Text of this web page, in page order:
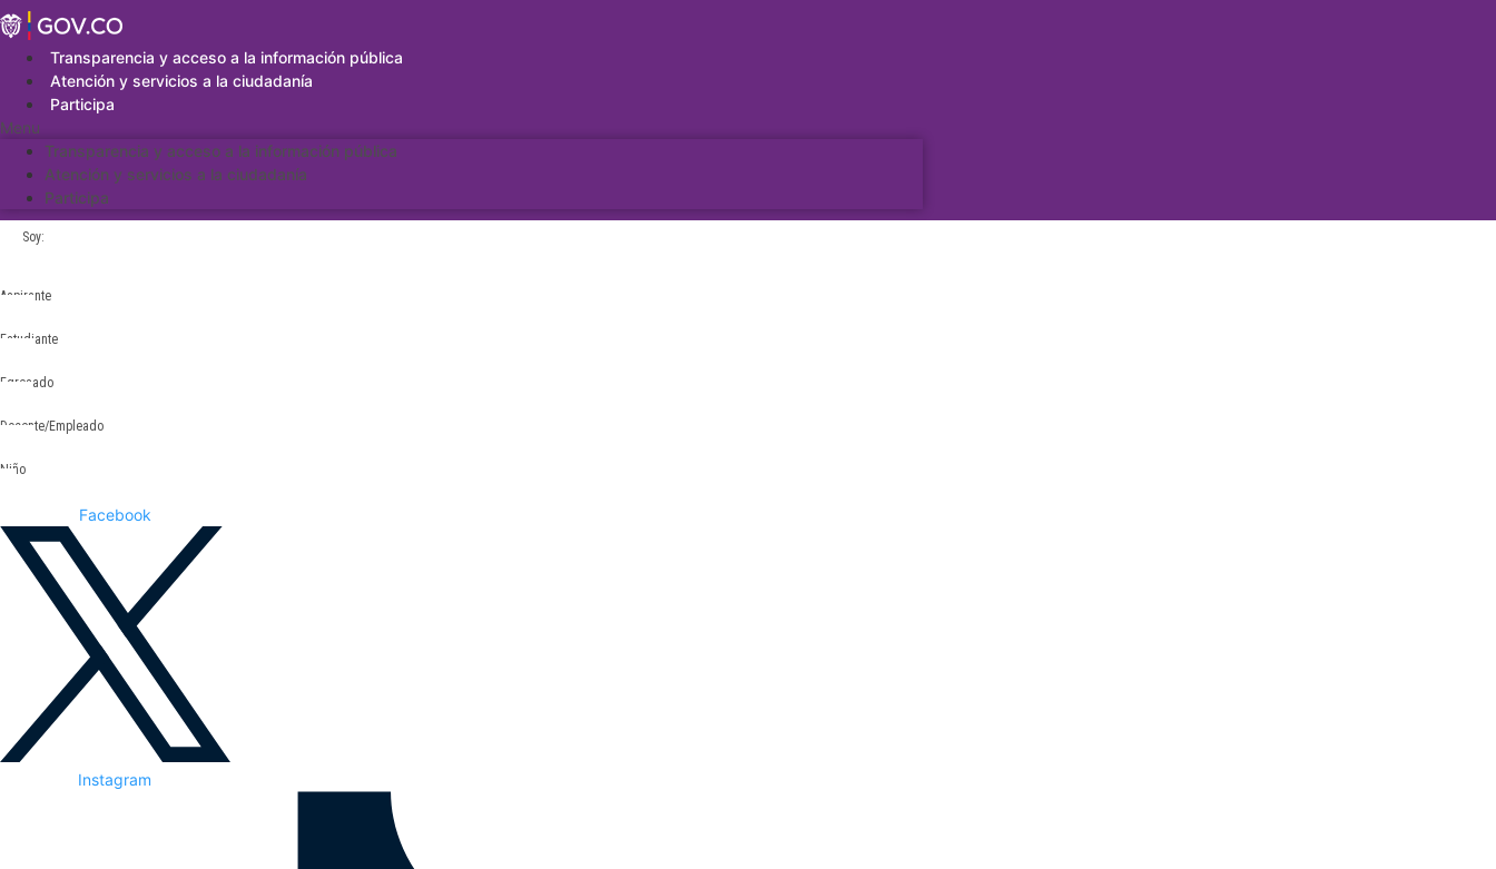
Saltar
al
contenidoTransparencia y acceso a la información pública
Atención y servicios a la ciudadanía
Participa
Menu
Transparencia y acceso a la información pública
Atención y servicios a la ciudadanía
Participa
Soy:
Aspirante
Estudiante
Egresado
Docente/Empleado
Niño
Facebook
Instagram